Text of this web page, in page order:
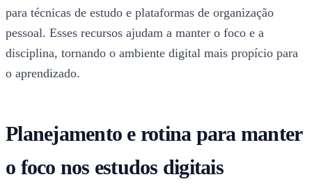
para técnicas de estudo e plataformas de organização
pessoal. Esses recursos ajudam a manter o foco e a
disciplina, tornando o ambiente digital mais propício para
o aprendizado.
Planejamento e rotina para manter
o foco nos estudos digitais